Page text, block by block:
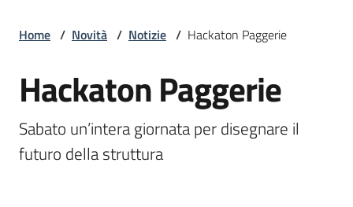
Menu selezionato
Servizi
Home / Novità / Notizie / Hackaton Paggerie
Salta al contenuto
Hackaton Paggerie
Sabato un’intera giornata per disegnare il
futuro della struttura